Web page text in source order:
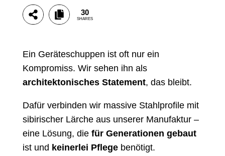
30
SHARES
Ein Geräteschuppen ist oft nur ein
Kompromiss. Wir sehen ihn als
architektonisches Statement, das bleibt.
Dafür verbinden wir massive Stahlprofile mit
sibirischer Lärche aus unserer Manufaktur –
eine Lösung, die für Generationen gebaut
ist und keinerlei Pflegebenötigt.